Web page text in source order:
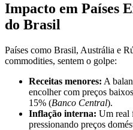
Impacto em Países
do Brasil
Países como Brasil, Austrália e
commodities, sentem o golpe:
Receitas menores: A
encolher com preços
15% (Banco Central).
Inflação interna: Um real
pressionando preços